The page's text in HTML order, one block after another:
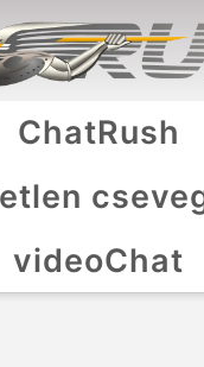
ChatRush
videoChat